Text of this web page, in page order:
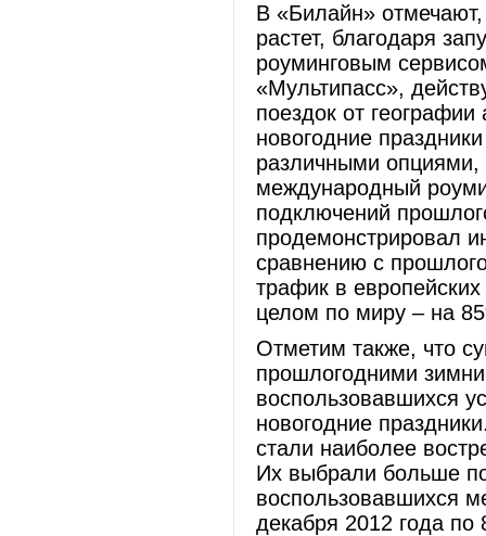
В «Билайн»
растет, благодаря
роуминговым
«Мультипасс»,
поездок от
новогодние
различными
международный
подключений
продемонстрировал
сравнению с
трафик в
целом по миру – на
Отметим также, что
прошлогодними
воспользовавшихся
новогодние
стали наиболее
Их выбрали больше
воспользовавшихся
декабря 2012 года по